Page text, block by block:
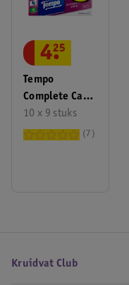
Tempo
Complete Care
Zakdoekjes
10 x 9 stuks
4.
25
7
Kruidvat Club